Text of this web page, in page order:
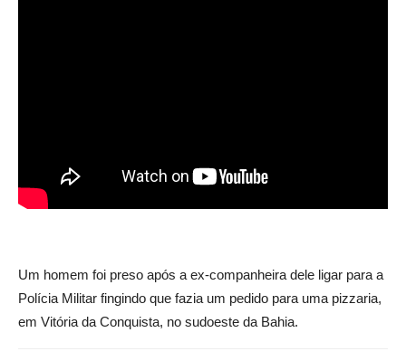
Um homem foi preso após a ex-companheira dele ligar para a
Polícia Militar fingindo que fazia um pedido para uma pizzaria,
em Vitória da Conquista, no sudoeste da Bahia.